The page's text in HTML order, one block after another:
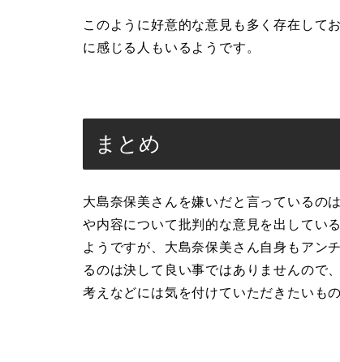
このように好意的な意見も多く存在して
に感じる人もいるようです。
まとめ
大島奈保美さんを嫌いだと言っているの
や内容について批判的な意見を出してい
ようですが、大島奈保美さん自身もアン
るのは決して良い事ではありませんので
考えなどには気を付けていただきたいも